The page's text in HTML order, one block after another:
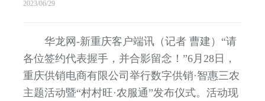
2023/06/29
华龙网-新重庆客户端讯（记者 曹建）“请
各位签约代表握手，并合影留念！”6月28日，
重庆供销电商有限公司举行数字供销·智惠三农
主题活动暨“村村旺·农服通”发布仪式。活动现